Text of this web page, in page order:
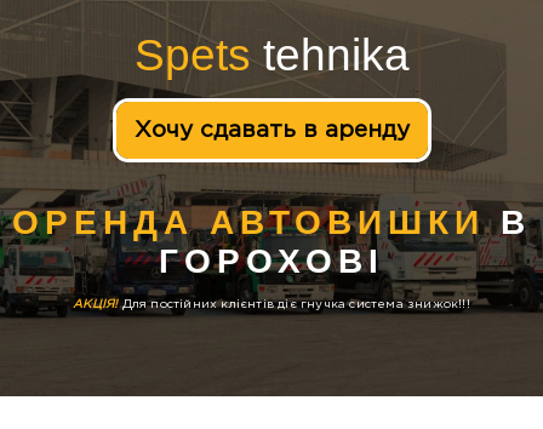
Spetstehnika
Хочу сдавать в аренду
ОРЕНДА АВТОВИШКИВ
ГОРОХОВІ
АКЦІЯ!Для постійних клієнтів діє гнучка система знижок!!!